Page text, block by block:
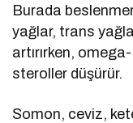
Burada
yağlar, trans
artırırken,
steroller düşürür.
Somon, ceviz,